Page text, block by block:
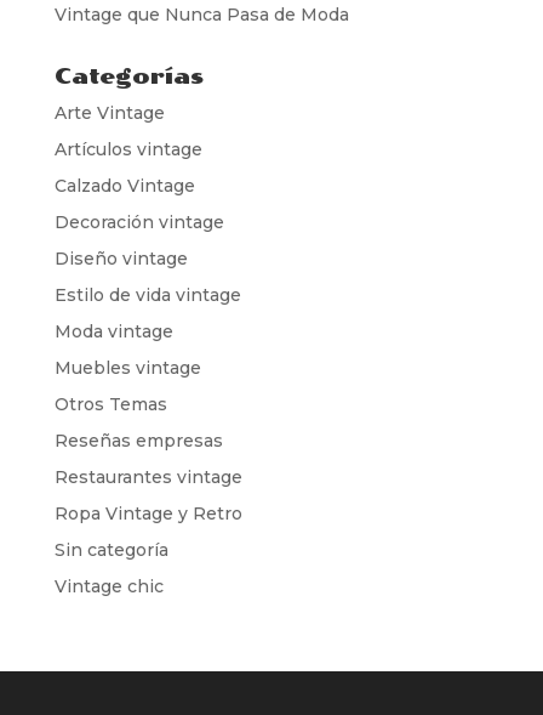
Vintage que Nunca Pasa de Moda
Categorías
Arte Vintage
Artículos vintage
Calzado Vintage
Decoración vintage
Diseño vintage
Estilo de vida vintage
Moda vintage
Muebles vintage
Otros Temas
Reseñas empresas
Restaurantes vintage
Ropa Vintage y Retro
Sin categoría
Vintage chic